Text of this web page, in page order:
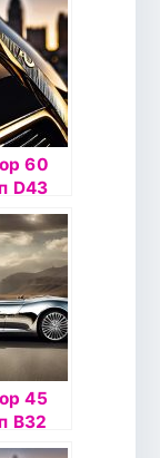
60
D43
45
B32